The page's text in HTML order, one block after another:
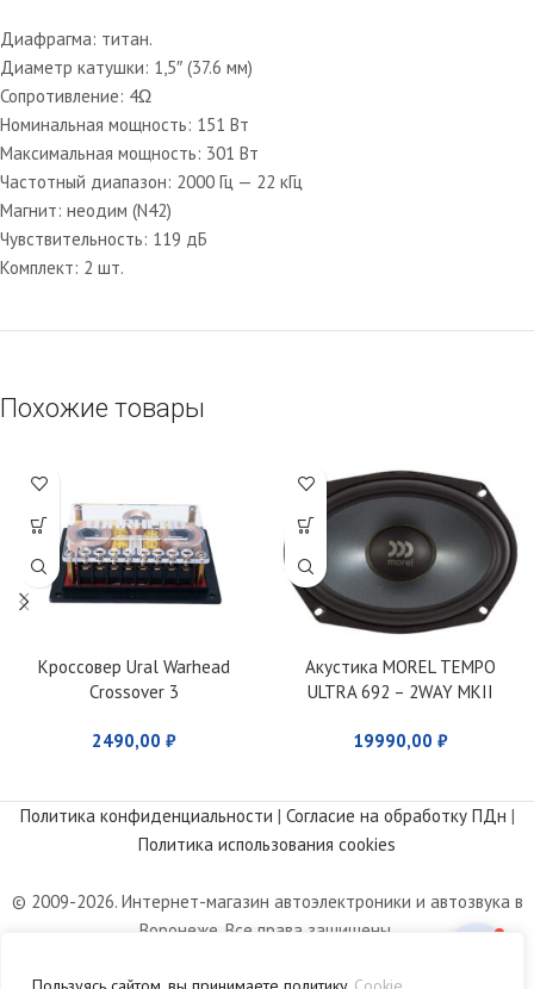
Диафрагма: титан.
Диаметр катушки: 1,5″ (37.6 мм)
Сопротивление: 4Ω
Номинальная мощность: 151 Вт
Максимальная мощность: 301 Вт
Частотный диапазон: 2000 Гц — 22 кГц
Магнит: неодим (N42)
Чувствительность: 119 дБ
Комплект: 2 шт.
Похожие товары
Кроссовер Ural Warhead
Crossover 3
2490,00 ₽
Акустика MOREL TEMPO
ULTRA 692 – 2WAY MKII
19990,00 ₽
Политика конфиденциальности | Согласие на обработку ПДн |
Политика использования cookies
© 2009-2026. Интернет-магазин автоэлектроники и автозвука в
Воронеже. Все права защищены.